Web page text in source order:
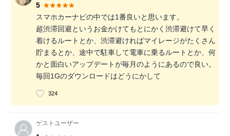
5
スマホカーナビの中では1番良いと思います。
超渋滞回避というお金かけてもとにかく渋滞避けて早く
着けるルートとか、渋滞避ければマイレージがたくさん
貯まるとか、途中で駐車して電車に乗るルートとか、何
かと面白いアップデートが毎月のようにあるので良い。
毎回1Gのダウンロードはどうにかして
324
ゲストユーザー